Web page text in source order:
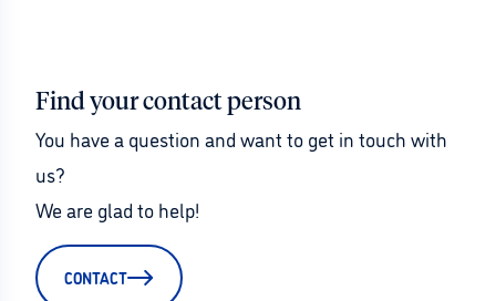
Find your contact person
You have a question and want to get in touch with
us?
We are glad to help!
CONTACT